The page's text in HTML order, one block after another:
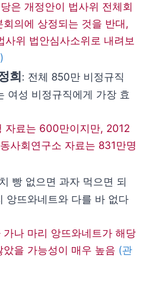
은 개정안이 법사위 전체회
회의에 상정되는 것을 반대,
사위 법안심사소위로 내려보
희: 전체 850만 비정규직
여성 비정규직에게 가장 효
자료는 600만이지만, 2012
사회연구소 자료는 831만명
빵 없으면 과자 먹으면 되
앙뜨와네트와 다를 바 없다
가나 마리 앙뜨와네트가 해당
았을 가능성이 매우 높음 (관